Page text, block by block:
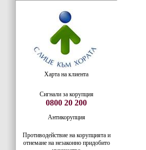
Харта на клиента
Сигнали за корупция
0800 20 200
Антикорупция
Противодействие на корупцията и
отнемане на незаконно придобито